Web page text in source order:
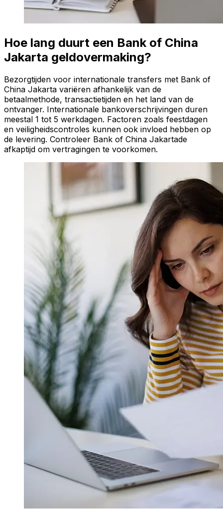
Hoe lang duurt een Bank of China
Jakarta geldovermaking?
Bezorgtijden voor internationale transfers met Bank of
China Jakarta variëren afhankelijk van de
betaalmethode, transactietijden en het land van de
ontvanger. Internationale bankoverschrijvingen duren
meestal 1 tot 5 werkdagen. Factoren zoals feestdagen
en veiligheidscontroles kunnen ook invloed hebben op
de levering. Controleer Bank of China Jakartade
afkaptijd om vertragingen te voorkomen.